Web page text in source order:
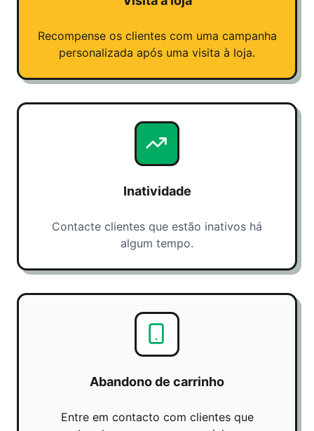
Recompense os clientes com uma campanha
personalizada após uma visita à loja.
Inatividade
Contacte clientes que estão inativos há
algum tempo.
Abandono de carrinho
Entre em contacto com clientes que